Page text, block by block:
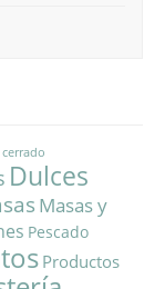
cerrado
Dulces
Masas y
Pescado
Productos